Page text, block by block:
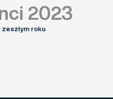
2023
zeszłym roku